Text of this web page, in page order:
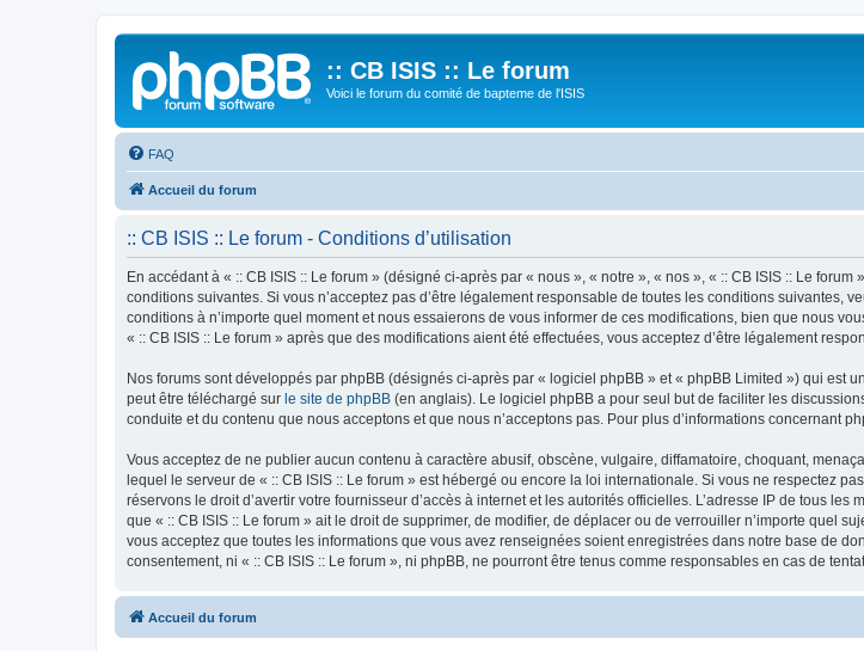
:: CB ISIS :: Le forum
Voici le forum du comité de bapteme de l'ISIS
FAQ
Accueil du forum
:: CB ISIS :: Le forum - Conditions d’utilisation
En accédant à « :: CB ISIS :: Le forum » (désigné ci-après par « nous », « notre », « nos », « :: CB ISIS :: Le
conditions suivantes. Si vous n’acceptez pas d’être légalement responsable de toutes les conditions suivantes,
conditions à n’importe quel moment et nous essaierons de vous informer de ces modifications, bien que nous
« :: CB ISIS :: Le forum » après que des modifications aient été effectuées, vous acceptez d’être légalement
Nos forums sont développés par phpBB (désignés ci-après par « logiciel phpBB » et « phpBB Limited ») qui est
peut être téléchargé sur le site de phpBB (en anglais). Le logiciel phpBB a pour seul but de faciliter les
conduite et du contenu que nous acceptons et que nous n’acceptons pas. Pour plus d’informations concernant
Vous acceptez de ne publier aucun contenu à caractère abusif, obscène, vulgaire, diffamatoire, choquant,
lequel le serveur de « :: CB ISIS :: Le forum » est hébergé ou encore la loi internationale. Si vous ne respectez
réservons le droit d’avertir votre fournisseur d’accès à internet et les autorités officielles. L’adresse IP de tous
que « :: CB ISIS :: Le forum » ait le droit de supprimer, de modifier, de déplacer ou de verrouiller n’importe quel
vous acceptez que toutes les informations que vous avez renseignées soient enregistrées dans notre base de
consentement, ni « :: CB ISIS :: Le forum », ni phpBB, ne pourront être tenus comme responsables en cas de
Accueil du forum